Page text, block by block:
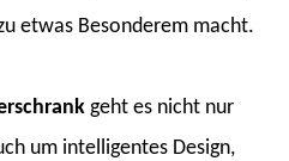
etwas Besonderem macht.
geht es nicht nur
um intelligentes Design,